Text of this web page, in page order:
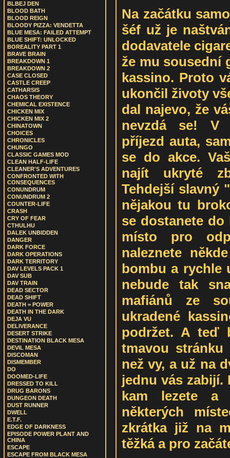
BLBEJ DEN
BLOOD BATH
BLOOD REIGN
BLOODY PIZZA: VENDETTA
BLUE MESA: FAILED ATTEMPT
BLUE SHIFT: UNLOCKED
BOREALITY PART 1
BRAVE BRAIN
BREAKDOWN 1
BREAKDOWN 2
CASE CLOSED
CASTLE CREEP
CATHARSIS
CHAOS THEORY
CHEMICAL EXISTENCE
CHICKEN MIX
CHICKEN MIX 2
CHINATOWN
CHOICES
CHRONICLES
CHUNGO
CLASSIC GAMES MOD
CLEAN HALF-LIFE
CLEANER'S ADVENTURES
CONFRONTED WITH
CONSEQUENCES
CONUNDRUM
CONUNDRUM 2
COUNTER-LIFE
CRASH
CRY OF FEAR
CTHULHU
DALEK UNBIDDEN
DANGER
DARK FORCE
DARK OPERATIONS
DARK TERRITORY
DAV LEVELS PACK 1
DAV SUB
DAV TRAIN
DEAD SECTOR
DEAD SHIFT
DEATH = POWER
DEATH IN THE DARK
DEJA VU
DELIVERANCE
DESERT STRIKE
DESTINATION BLACK MESA
DEVIL MESA
DISCOMAN
DISMEMBER
DO
DOOMED-LIFE
DRESSED TO KILL
DRUG BARONS
DUNGEON DEATH
DUST RUNNER
DWELL
E.T.F.
EDGE OF DARKNESS
EPISODE POWER PLANT AND
CHINA
ESCAPE
ESCAPE FROM BLACK MESA
Na začátku
šéf už je
dodavatele
že mu sousední
kassino. Proto
ukončil životy
dal najevo, že
nevzdá se! V
příjezd auta,
se do akce.
najít ukryté
Tehdejší slavný
nějakou tu
se dostanete do
místo pro
naleznete
bombu a rychle
nebude tak
mafiánů ze
ukradené
podržet. A teď
tmavou
než vy, a už na
jednu vás zabijí.
kam lezete a
některých
zkrátka již na
těžká a pro